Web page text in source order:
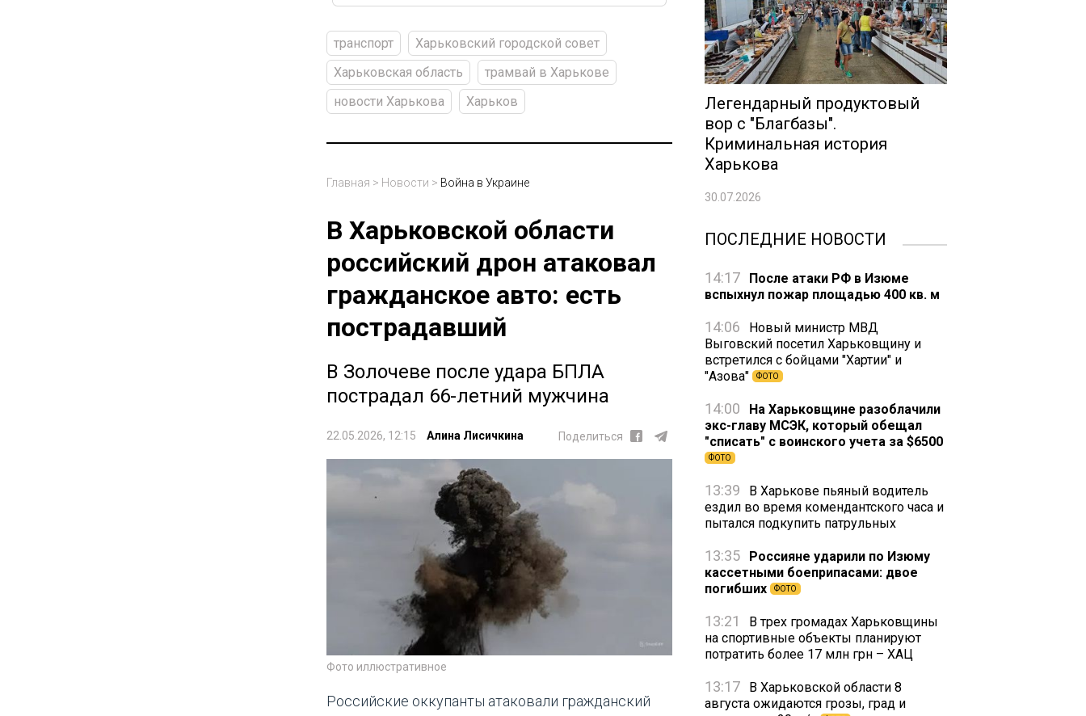
транспорт
Харьковский городской совет
Харьковская область
трамвай в Харькове
новости Харькова
Харьков
Главная > Новости > Война в Украине
В Харьковской области
российский дрон атаковал
гражданское авто: есть
пострадавший
В Золочеве после удара БПЛА
пострадал 66-летний мужчина
22.05.2026, 12:15 Алина Лисичкина Поделиться
Фото иллюстративное
Российские оккупанты атаковали гражданский
Легендарный продуктовый
вор с "Благбазы".
Криминальная история
Харькова
30.07.2026
ПОСЛЕДНИЕ НОВОСТИ
14:17
После атаки РФ в Изюме
вспыхнул пожар площадью 400 кв. м
14:06
Новый министр МВД
Выговский посетил Харьковщину и
встретился с бойцами "Хартии" и
"Азова"
ФОТО
14:00
На Харьковщине разоблачили
экс-главу МСЭК, который обещал
"списать" с воинского учета за $6500
ФОТО
13:39
В Харькове пьяный водитель
ездил во время комендантского часа и
пытался подкупить патрульных
13:35
Россияне ударили по Изюму
кассетными боеприпасами: двое
погибших
ФОТО
13:21
В трех громадах Харьковщины
на спортивные объекты планируют
потратить более 17 млн грн – ХАЦ
13:17
В Харьковской области 8
августа ожидаются грозы, град и